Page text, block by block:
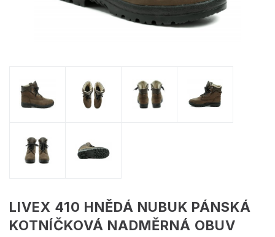
LIVEX 410 HNĚDÁ NUBUK PÁNSKÁ
KOTNÍČKOVÁ NADMĚRNÁ OBUV